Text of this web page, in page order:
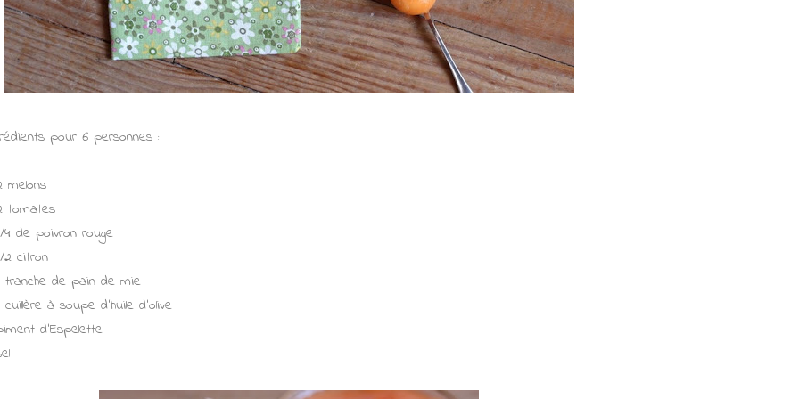
pour 6 personnes :
melons
tomates
de poivron rouge
2 citron
tranche de pain de mie
à soupe d'huile d'olive
d’Espelette